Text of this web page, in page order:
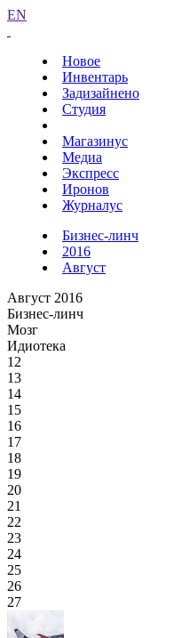
EN
Новое
Инвентарь
Задизайнено
Студия
Магазинус
Медиа
Экспресс
Иронов
Журналус
Бизнес-линч
2016
Август
Август 2016
Бизнес-линч
Мозг
Идиотека
12
13
14
15
16
17
18
19
20
21
22
23
24
25
26
27